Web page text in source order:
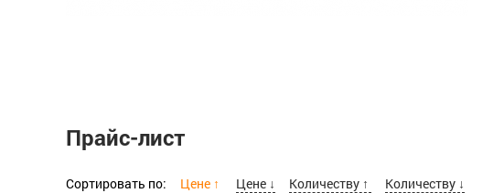
Прайс-лист
Сортировать по: Цене ↑ Цене ↓ Количеству ↑ Количеству ↓